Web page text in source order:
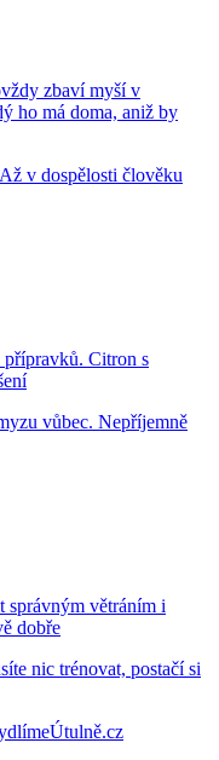
zbaví myší v
ho má doma, aniž by
v dospělosti člověku
Citron s
vůbec. Nepříjemně
správným větráním i
dobře
nic trénovat, postačí si